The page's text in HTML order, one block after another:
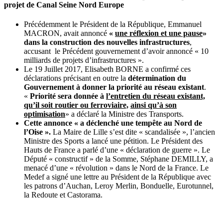
projet de Canal Seine Nord Europe
Précédemment le Président de la République, Emmanuel
MACRON, avait annoncé « une réflexion et une pause»
dans la construction des nouvelles infrastructures,
accusant le Précédent gouvernement d’avoir annoncé « 10
milliards de projets d’infrastructures ».
Le 19 Juillet 2017, Elisabeth BORNE a confirmé ces
déclarations précisant en outre la détermination du
Gouvernement à donner la priorité au réseau existant.
« Priorité sera donnée à l’entretien du réseau existant,
qu’il soit routier ou ferroviaire, ainsi qu’à son
optimisation» a déclaré la Ministre des Transports.
Cette annonce « a déclenché une tempête au Nord de
l’Oise ». La Maire de Lille s’est dite « scandalisée », l’ancien
Ministre des Sports a lancé une pétition. Le Président des
Hauts de France a parlé d’une « déclaration de guerre ». Le
Député « constructif » de la Somme, Stéphane DEMILLY, a
menacé d’une « révolution » dans le Nord de la France. Le
Medef a signé une lettre au Président de la République avec
les patrons d’Auchan, Leroy Merlin, Bonduelle, Eurotunnel,
la Redoute et Castorama.